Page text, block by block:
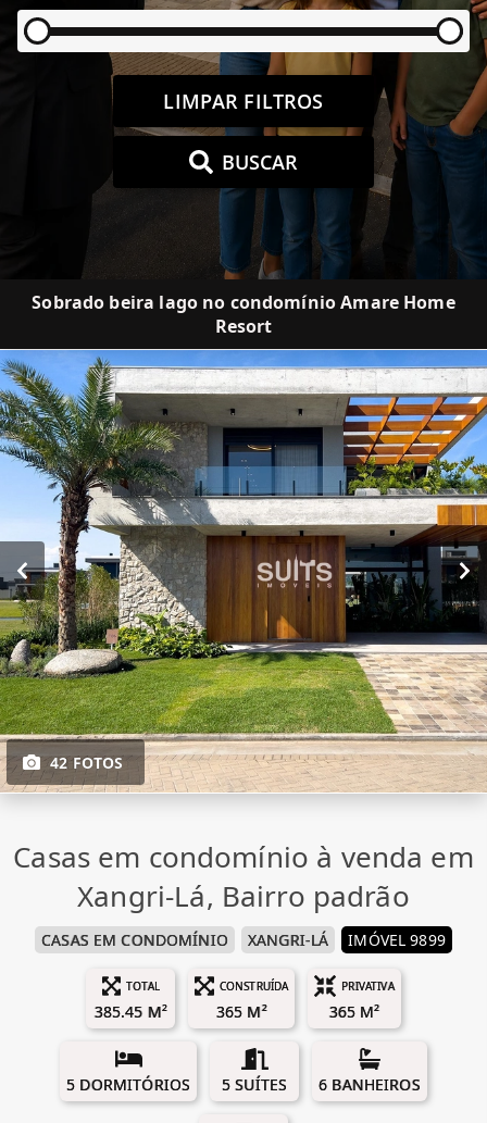
LIMPAR FILTROS
BUSCAR
Sobrado beira lago no condomínio Amare Home
Resort
42 FOTOS
Casas em condomínio à venda em
Xangri-Lá, Bairro padrão
CASAS EM CONDOMÍNIO XANGRI-LÁ IMÓVEL 9899
TOTAL
385.45 M²
CONSTRUÍDA
365 M²
PRIVATIVA
365 M²
5 DORMITÓRIOS 5 SUÍTES 6 BANHEIROS